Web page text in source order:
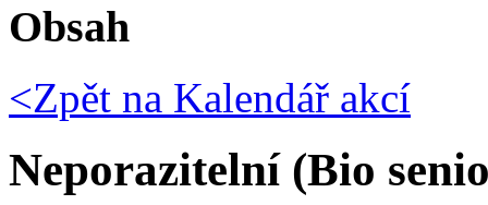
Obsah
<Zpět na Kalendář akcí
Neporazitelní (Bio